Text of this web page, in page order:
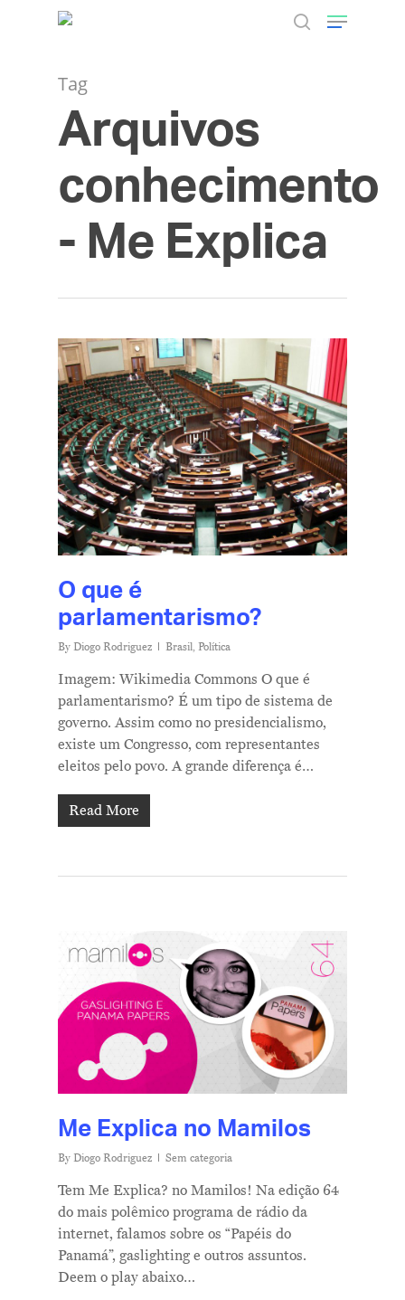
Hit enter to search or ESC to close
Tag
Arquivos
conhecimento
- Me Explica
O que é
parlamentarismo?
By Diogo Rodriguez Brasil, Política
Imagem: Wikimedia Commons O que é
parlamentarismo? É um tipo de sistema de
governo. Assim como no presidencialismo,
existe um Congresso, com representantes
eleitos pelo povo. A grande diferença é…
Read More
Me Explica no Mamilos
By Diogo Rodriguez Sem categoria
Tem Me Explica? no Mamilos! Na edição 64
do mais polêmico programa de rádio da
internet, falamos sobre os “Papéis do
Panamá”, gaslighting e outros assuntos.
Deem o play abaixo…